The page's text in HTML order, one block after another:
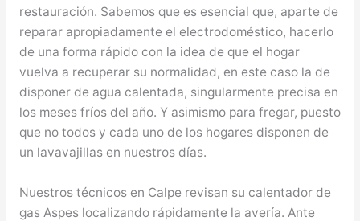
restauración. Sabemos que es esencial que, aparte de
reparar apropiadamente el electrodoméstico, hacerlo
de una forma rápido con la idea de que el hogar
vuelva a recuperar su normalidad, en este caso la de
disponer de agua calentada, singularmente precisa en
los meses fríos del año. Y asimismo para fregar, puesto
que no todos y cada uno de los hogares disponen de
un lavavajillas en nuestros días.
Nuestros técnicos en Calpe revisan su calentador de
gas Aspes localizando rápidamente la avería. Ante